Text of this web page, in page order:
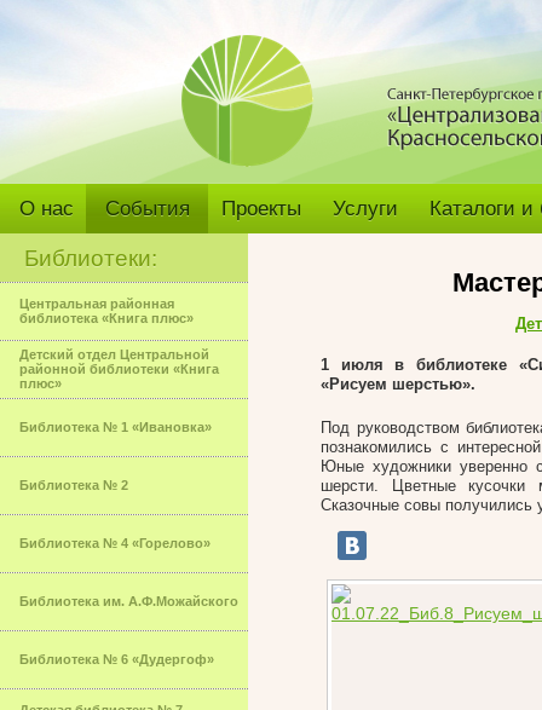
О нас События Проекты Услуги Каталоги
Библиотеки:
Центральная районная
библиотека «Книга плюс»
Детский отдел Центральной
районной библиотеки «Книга
плюс»
Библиотека № 1 «Ивановка»
Библиотека № 2
Библиотека № 4 «Горелово»
Библиотека им. А.Ф.Можайского
Библиотека № 6 «Дудергоф»
1 июля в библиотеке
«Рисуем шерстью».
Под руководством
познакомились с
Юные художники уверенно
шерсти. Цветные кусочки
Сказочные совы получились